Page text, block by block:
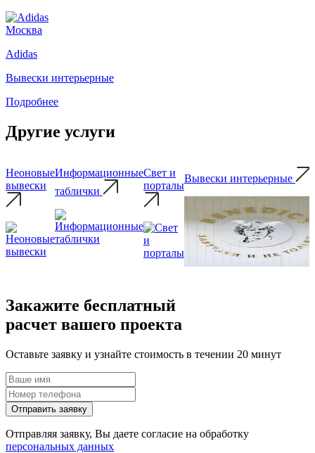
Москва
Adidas
Вывески интерьерные
Подробнее
Другие услуги
Неоновые
вывески
Информационные
таблички
Свет и
порталы
Вывески интерьерные
Закажите бесплатный
расчет вашего проекта
Оставьте заявку и узнайте стоимость в течении 20 минут
Отправить заявку
Отправляя заявку, Вы даете согласие на обработку
персональных данных